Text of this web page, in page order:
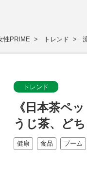
性PRIME トレンド
トレンド
《日本茶ペ
うじ茶、ど
健康 食品 ブーム